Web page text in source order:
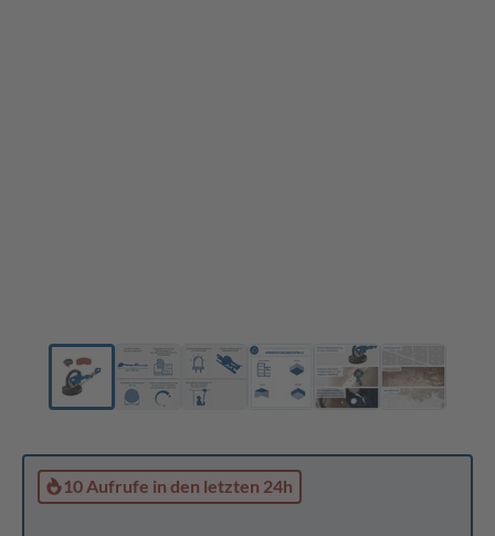
10 Aufrufe in den letzten 24h